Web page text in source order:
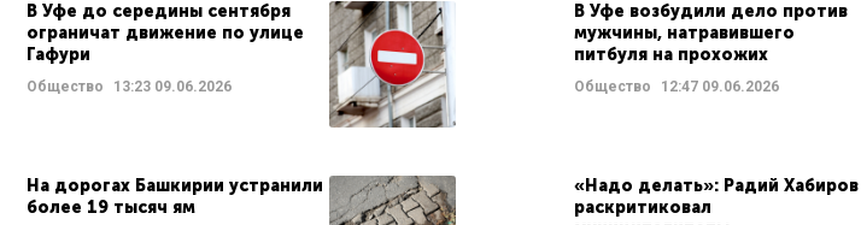
В Уфе до середины сентября
ограничат движение по улице
Гафури
Общество 13:23 09.06.2026
В Уфе возбудили дело против
мужчины, натравившего
питбуля на прохожих
Общество 12:4709.06.2026
На дорогах Башкирии устранили
более 19 тысяч ям
«Надо делать»: Радий Хабиров
раскритиковал